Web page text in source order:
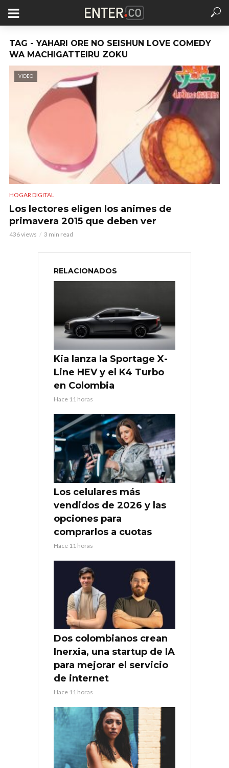
TAG - YAHARI ORE NO SEISHUN LOVE COMEDY
WA MACHIGATTEIRU ZOKU
VIDEO
HOGAR DIGITAL
Los lectores eligen los animes de
primavera 2015 que deben ver
436 views 3 min read
RELACIONADOS
Kia lanza la Sportage X-
Line HEV y el K4 Turbo
en Colombia
Hace 11 horas
Los celulares más
vendidos de 2026 y las
opciones para
comprarlos a cuotas
Hace 11 horas
Dos colombianos crean
Inerxia, una startup de IA
para mejorar el servicio
de internet
Hace 11 horas